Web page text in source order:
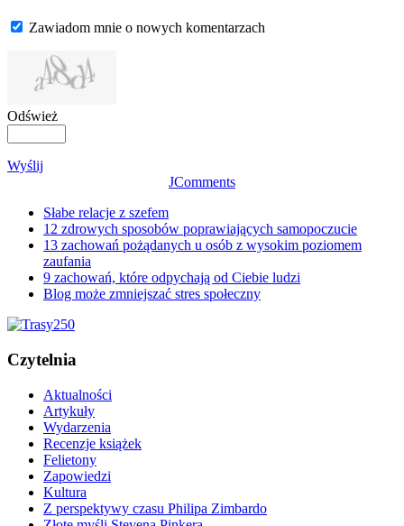
Zawiadom mnie o nowych komentarzach
Odśwież
Wyślij
JComments
Słabe relacje z szefem
12 zdrowych sposobów poprawiających samopoczucie
13 zachowań pożądanych u osób z wysokim poziomem
zaufania
9 zachowań, które odpychają od Ciebie ludzi
Blog może zmniejszać stres społeczny
Czytelnia
Aktualności
Artykuły
Wydarzenia
Recenzje książek
Felietony
Zapowiedzi
Kultura
Z perspektywy czasu Philipa Zimbardo